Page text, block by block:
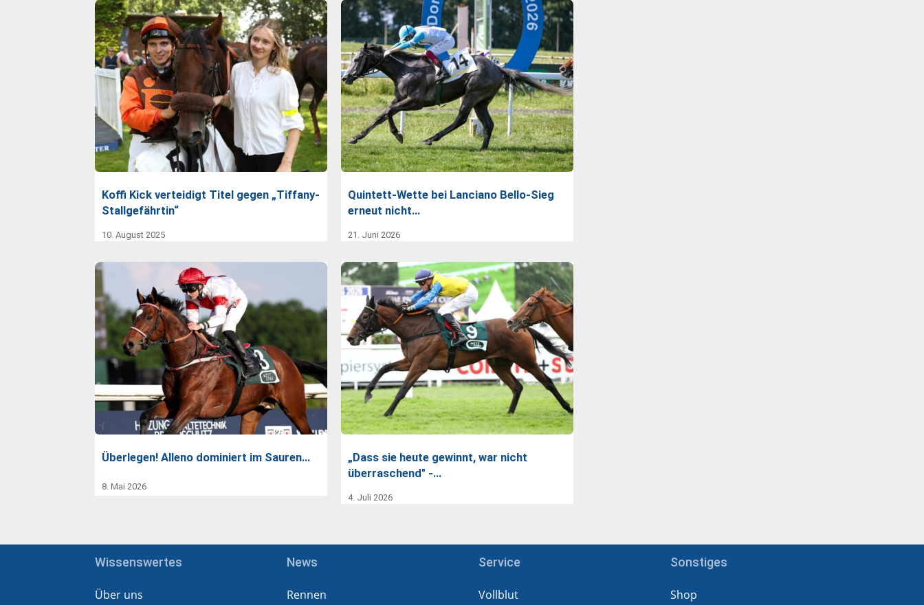
Koffi Kick verteidigt Titel gegen „Tiffany-
Stallgefährtin“
10. August 2025
Quintett-Wette bei Lanciano Bello-Sieg
erneut nicht…
21. Juni 2026
Überlegen! Alleno dominiert im Sauren…
8. Mai 2026
„Dass sie heute gewinnt, war nicht
überraschend" -…
4. Juli 2026
Wissenswertes
Über uns
News
Rennen
Service
Vollblut
Sonstiges
Shop